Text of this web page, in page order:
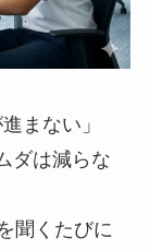
まない」
ダは減らな
聞くたびに